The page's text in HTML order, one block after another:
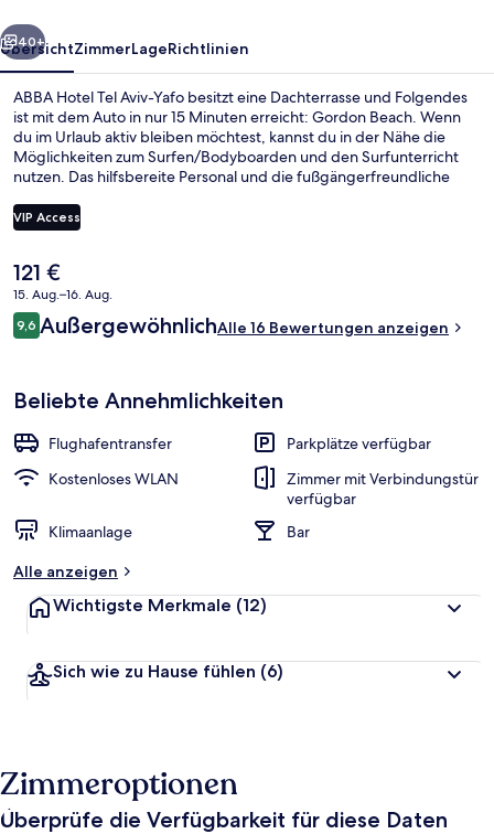
Weiter
40+
ÜbersichtZimmerLageRichtlinien
ABBA Hotel Tel Aviv-Yafo besitzt eine Dachterrasse und Folgendes
ist mit dem Auto in nur 15 Minuten erreicht: Gordon Beach. Wenn
du im Urlaub aktiv bleiben möchtest, kannst du in der Nähe die
Möglichkeiten zum Surfen/Bodyboarden und den Surfunterricht
nutzen. Das hilfsbereite Personal und die fußgängerfreundliche
VIP Access
Der
aktuelle
Preis
beträgt
121 €
15. Aug.–16. Aug.
Bewertungen
9,69,6 von 10.
AußergewöhnlichAlle 16 Bewertungen anzeigen
Beliebte Annehmlichkeiten
Flughafentransfer
Parkplätze verfügbar
Kostenloses WLAN
Zimmer mit Verbindungstür
verfügbar
Klimaanlage
Bar
Alle anzeigen
Wichtigste Merkmale (12)
Sich wie zu Hause fühlen (6)
Zimmeroptionen
Überprüfe die Verfügbarkeit für diese Daten